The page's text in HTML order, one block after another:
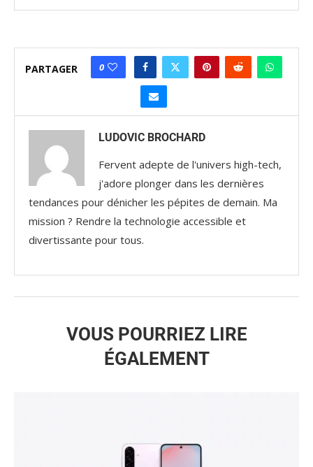
PARTAGER 0
LUDOVIC BROCHARD
Fervent adepte de l'univers high-tech,
j'adore plonger dans les dernières
tendances pour dénicher les pépites de demain. Ma
mission ? Rendre la technologie accessible et
divertissante pour tous.
VOUS POURRIEZ LIRE
ÉGALEMENT